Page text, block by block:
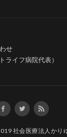
せ
イフ病院代表）
社会医療法人かり